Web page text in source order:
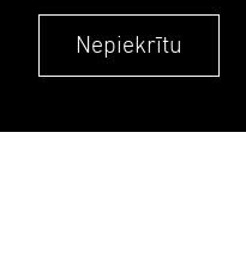
Nepiekrītu
upb(abols)upb.lv
+371 6348 9333